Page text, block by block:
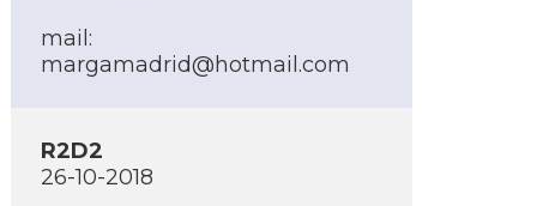
mail:
margamadrid@hotmail.com
R2D2
26-10-2018